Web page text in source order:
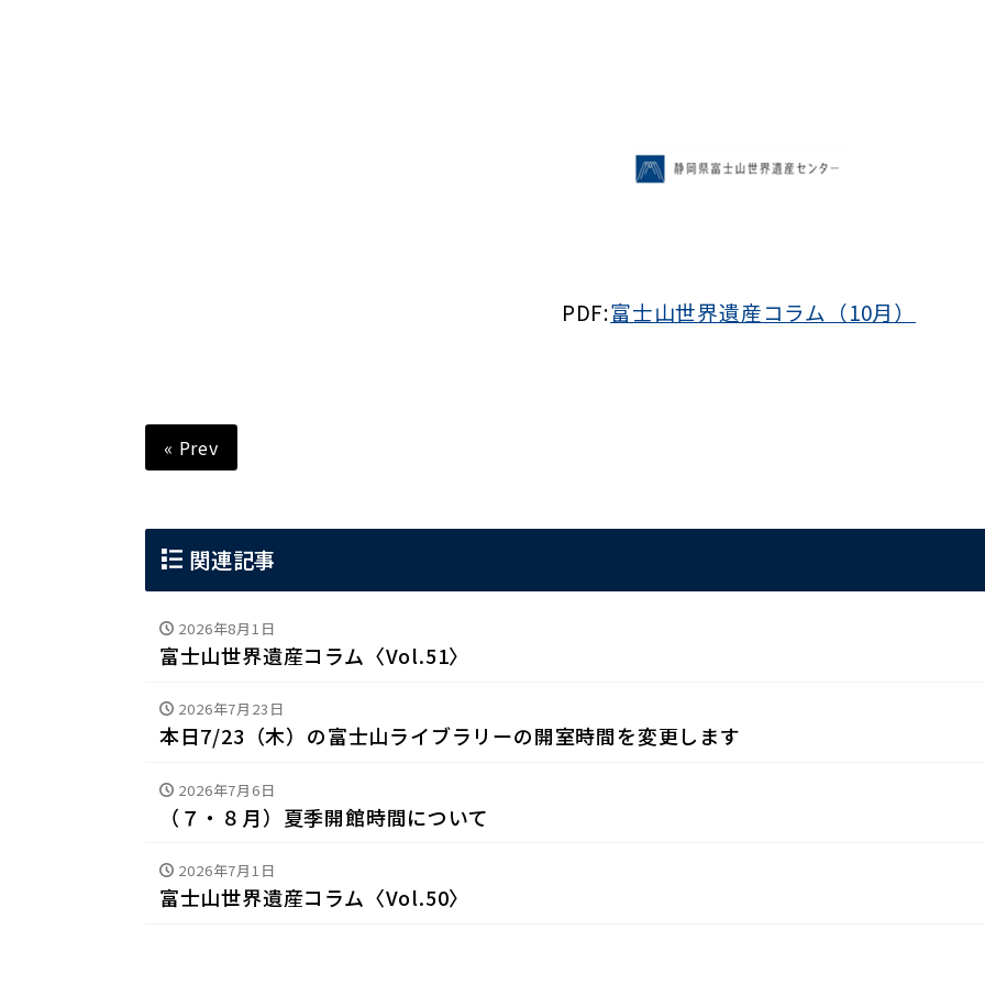
PDF:富士山世界遺産コラム（10月）
« Prev
関連記事
2026年8月1日
富士山世界遺産コラム〈Vol.51〉
2026年7月23日
本日7/23（木）の富士山ライブラリーの開室時間を変更します
2026年7月6日
（７・８月）夏季開館時間について
2026年7月1日
富士山世界遺産コラム〈Vol.50〉